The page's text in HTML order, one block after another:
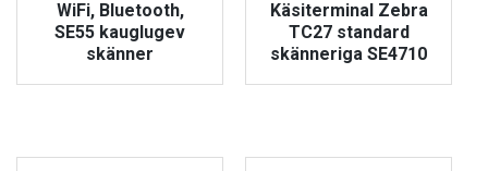
WiFi, Bluetooth,
SE55 kauglugev
skänner
Käsiterminal Zebra
TC27 standard
skänneriga SE4710